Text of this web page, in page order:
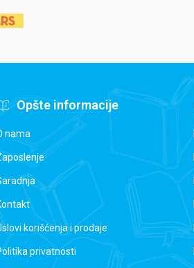
Opšte informacije
nama
korišćenja i prodaje
privatnosti